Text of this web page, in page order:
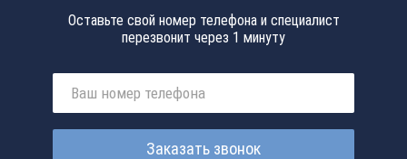
Оставьте свой номер телефона и специалист
перезвонит через 1 минуту
Заказать звонок